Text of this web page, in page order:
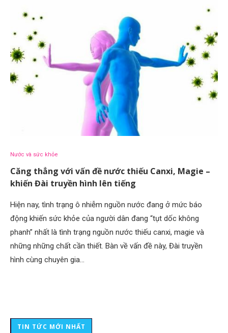
Nước và sức khỏe
Căng thẳng với vấn đề nước thiếu Canxi, Magie –
khiến Đài truyền hình lên tiếng
Hiện nay, tình trạng ô nhiễm nguồn nước đang ở mức báo
động khiến sức khỏe của người dân đang “tụt dốc không
phanh” nhất là tình trạng nguồn nước thiếu canxi, magie và
những những chất cần thiết. Bàn về vấn đề này, Đài truyền
hình cùng chuyên gia…
TIN TỨC MỚI NHẤT